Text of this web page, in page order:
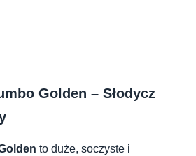
Golden – Słodycz
to duże, soczyste i